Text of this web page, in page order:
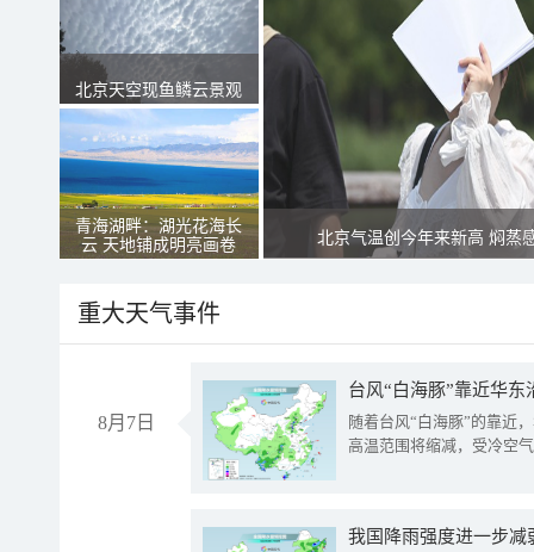
北京天空现鱼鳞云景观
青海湖畔：湖光花海长
云 天地铺成明亮画卷
北京气温创今年来新高 焖蒸
重大天气事件
8月7日
台风“白海豚”靠近华
随着台风“白海豚”的靠近
高温范围将缩减，受冷空